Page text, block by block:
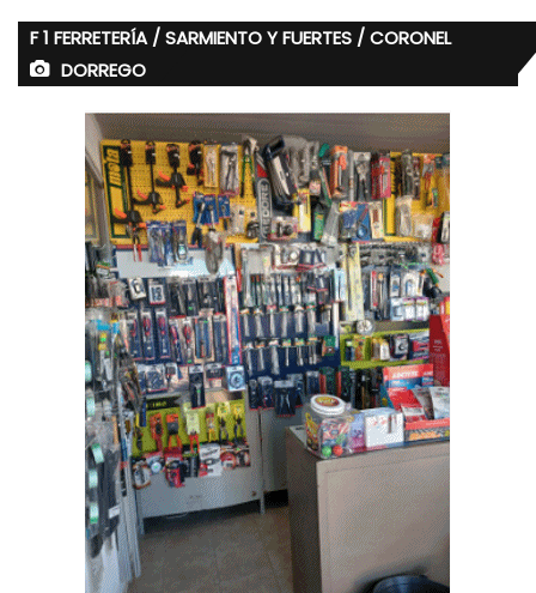
F 1 FERRETERÍA / SARMIENTO Y FUERTES / CORONEL
DORREGO